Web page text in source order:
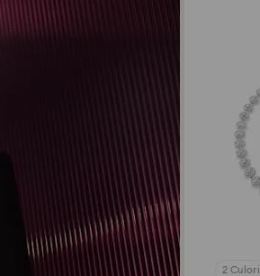
2 Culori